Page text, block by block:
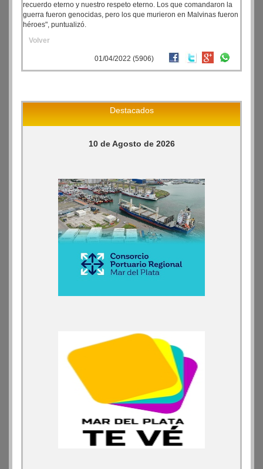
recuerdo eterno y nuestro respeto eterno. Los que comandaron la
guerra fueron genocidas, pero los que murieron en Malvinas fueron
héroes", puntualizó.
Volver
01/04/2022 (5906)
Destacados
10 de Agosto de 2026